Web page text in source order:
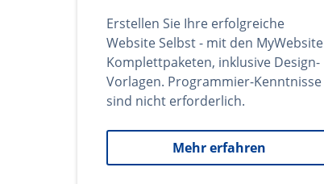
Erstellen Sie Ihre erfolgreiche
Website Selbst - mit den MyWebsite
Komplettpaketen, inklusive Design-
Vorlagen. Programmier-Kenntnisse
sind nicht erforderlich.
Mehr erfahren